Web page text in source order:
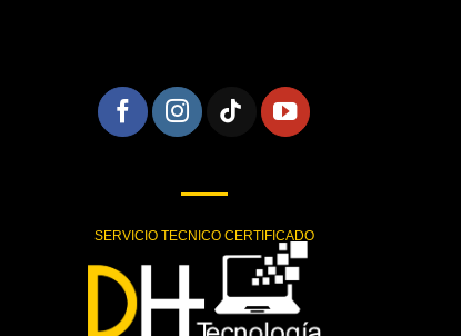
SERVICIO TECNICO CERTIFICADO